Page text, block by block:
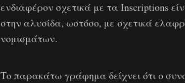
ενδιαφέρον σχετικά με τα Inscriptions
στην αλυσίδα, ωστόσο, με σχετικά
νομισμάτων.
Το παρακάτω γράφημα δείχνει ότι ο